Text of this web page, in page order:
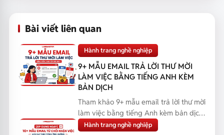
Bài viết liên quan
Hành trang nghề nghiệp
9+ MẪU EMAIL TRẢ LỜI THƯ MỜI
LÀM VIỆC BẰNG TIẾNG ANH KÈM
BẢN DỊCH
Tham khảo 9+ mẫu email trả lời thư mời
làm việc bằng tiếng Anh kèm bản dịch,
giúp bạn phản...
Hành trang nghề nghiệp